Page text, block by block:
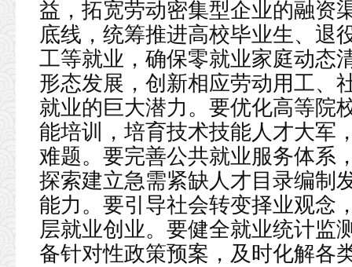
益，拓宽劳动密集型企业的融资
底线，统筹推进高校毕业生、退
工等就业，确保零就业家庭动态
形态发展，创新相应劳动用工、
就业的巨大潜力。要优化高等院
能培训，培育技术技能人才大军
难题。要完善公共就业服务体系
探索建立急需紧缺人才目录编制
能力。要引导社会转变择业观念
层就业创业。要健全就业统计监
备针对性政策预案，及时化解各